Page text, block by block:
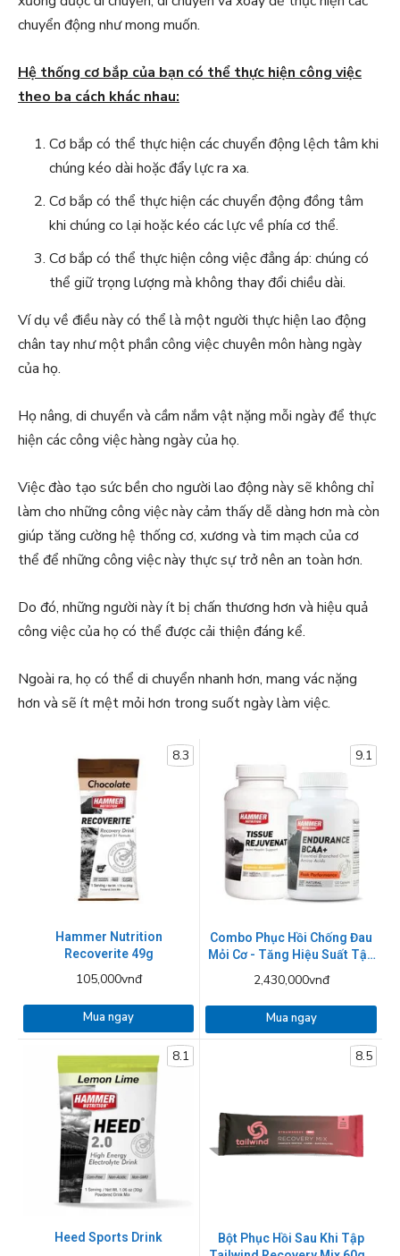
chuyển động như mong muốn.
Hệ thống cơ bắp của bạn có thể thực hiện công việc
theo ba cách khác nhau:
Cơ bắp có thể thực hiện các chuyển động lệch tâm khi
chúng kéo dài hoặc đẩy lực ra xa.
Cơ bắp có thể thực hiện các chuyển động đồng tâm
khi chúng co lại hoặc kéo các lực về phía cơ thể.
Cơ bắp có thể thực hiện công việc đẳng áp: chúng có
thể giữ trọng lượng mà không thay đổi chiều dài.
Ví dụ về điều này có thể là một người thực hiện lao động
chân tay như một phần công việc chuyên môn hàng ngày
của họ.
Họ nâng, di chuyển và cầm nắm vật nặng mỗi ngày để thực
hiện các công việc hàng ngày của họ.
Việc đào tạo sức bền cho người lao động này sẽ không chỉ
làm cho những công việc này cảm thấy dễ dàng hơn mà còn
giúp tăng cường hệ thống cơ, xương và tim mạch của cơ
thể để những công việc này thực sự trở nên an toàn hơn.
Do đó, những người này ít bị chấn thương hơn và hiệu quả
công việc của họ có thể được cải thiện đáng kể.
Ngoài ra, họ có thể di chuyển nhanh hơn, mang vác nặng
hơn và sẽ ít mệt mỏi hơn trong suốt ngày làm việc.
8.3
Hammer Nutrition
Recoverite 49g
105,000vnđ
Mua ngay
9.1
Combo Phục Hồi Chống Đau
Mỏi Cơ - Tăng Hiệu Suất Tập
2,430,000vnđ
Mua ngay
8.1
Heed Sports Drink
8.5
Bột Phục Hồi Sau Khi Tập